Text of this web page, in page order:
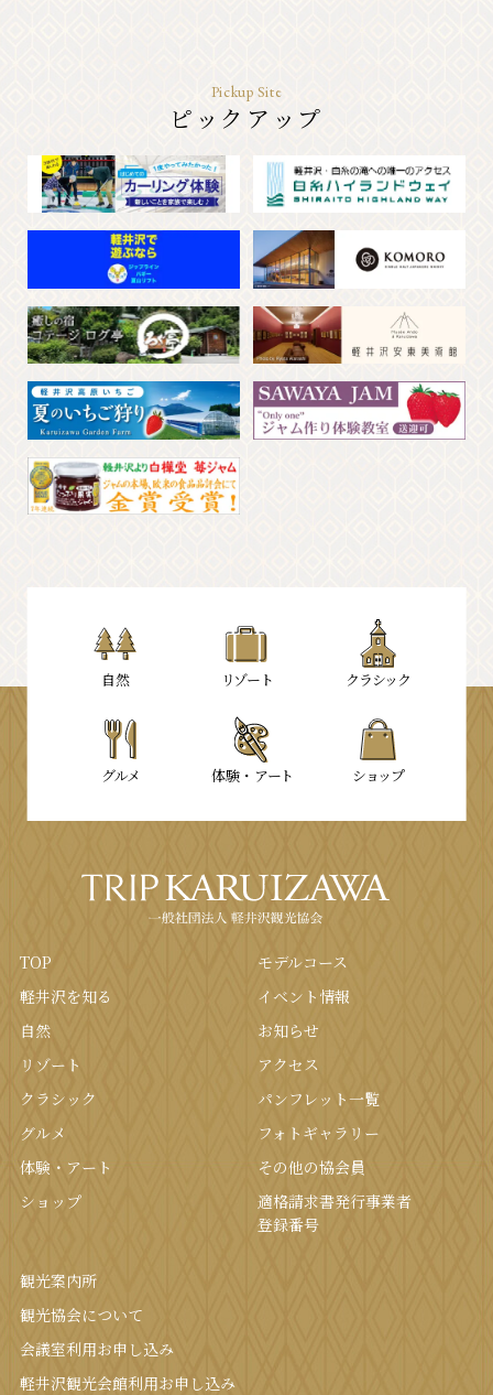
Pickup Site
ピックアップ
⾃然 リゾート クラシック
グルメ 体験・ アート ショップ
TOP
軽井沢を知る
⾃然
リゾート
クラシック
グルメ
体験・アート
ショップ
モデルコース
イベント情報
お知らせ
アクセス
パンフレット⼀覧
フォトギャラリー
その他の協会員
適格請求書発行事業者
登録番号
観光案内所
観光協会について
会議室利⽤お申し込み
軽井沢観光会館利⽤お申し込み